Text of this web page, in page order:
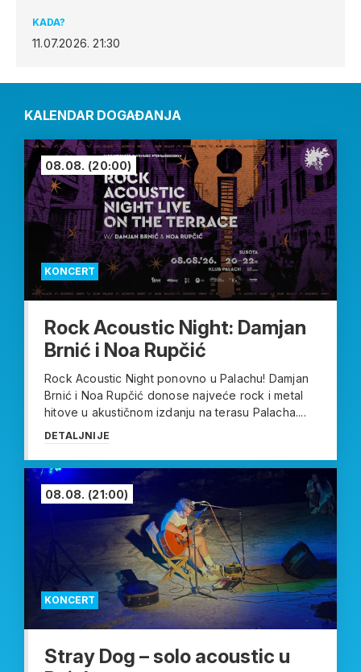
KADA?
11.07.2026.21:30
KALENDAR DOGAĐANJA
KONCERT
08.08. (20:00)
Rock Acoustic Night: Damjan
Brnić i Noa Rupčić
Rock Acoustic Night ponovno u Palachu! Damjan
Brnić i Noa Rupčić donose najveće rock i metal
hitove u akustičnom izdanju na terasu Palacha....
DETALJNIJE
KONCERT
08.08. (21:00)
Stray Dog – solo acoustic u